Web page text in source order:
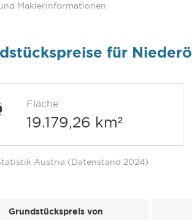
Maklerinformationen
für
Fläche
19.179,26 km²
Austria (Datenstand 2024)
Grundstückspreis von